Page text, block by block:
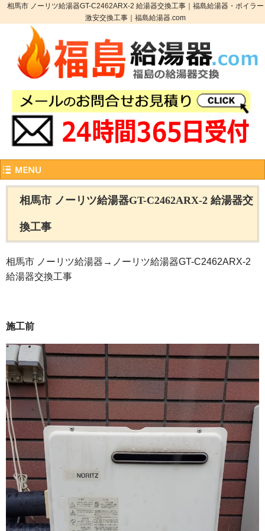
相馬市 ノーリツ給湯器GT-C2462ARX-2 給湯器交換工事｜福島給湯器・ボイラー
激安交換工事｜福島給湯器.com
相馬市 ノーリツ給湯器GT-C2462ARX-2 給湯器交
換工事
相馬市 ノーリツ給湯器→ノーリツ給湯器GT-C2462ARX-2
給湯器交換工事
施工前